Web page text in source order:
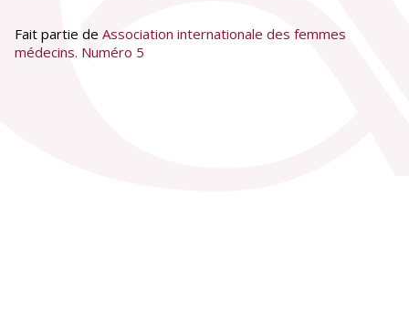
Fait partie de Association internationale des femmes
médecins. Numéro 5